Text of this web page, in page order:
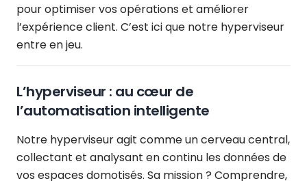
pour optimiser vos opérations et améliorer
l’expérience client. C’est ici que notre hyperviseur
entre en jeu.
L’hyperviseur : au cœur de
l’automatisation intelligente
Notre hyperviseur agit comme un cerveau central,
collectant et analysant en continu les données de
vos espaces domotisés. Sa mission ? Comprendre,